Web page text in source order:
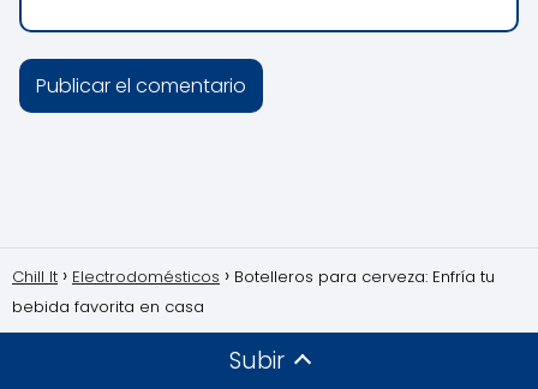
Chill It Electrodomésticos
Botelleros para cerveza: Enfría tu
bebida favorita en casa
Subir